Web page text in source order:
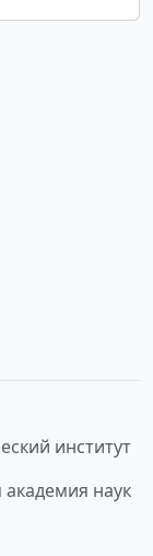
институт
академия наук